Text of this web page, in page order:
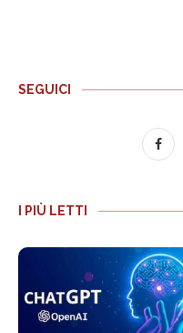
SEGUICI
I PIÙ LETTI